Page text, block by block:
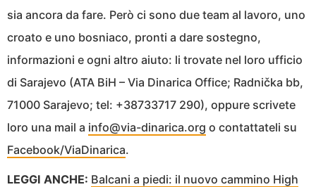
sia ancora da fare. Però ci sono due team al lavoro, uno
croato e uno bosniaco, pronti a dare sostegno,
informazioni e ogni altro aiuto: li trovate nel loro ufficio
di Sarajevo (ATA BiH – Via Dinarica Office; Radnička bb,
71000 Sarajevo; tel: +38733717 290), oppure scrivete
loro una mail a info@via-dinarica.org o contattateli su
Facebook/ViaDinarica.
LEGGI ANCHE: Balcani a piedi: il nuovo cammino High